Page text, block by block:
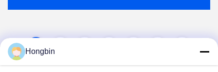
Hongbin